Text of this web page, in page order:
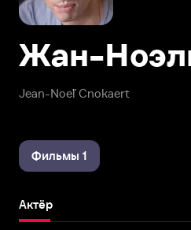
Jean-Noël Cnokaert
Жан-
Фильмы 1
Актёр